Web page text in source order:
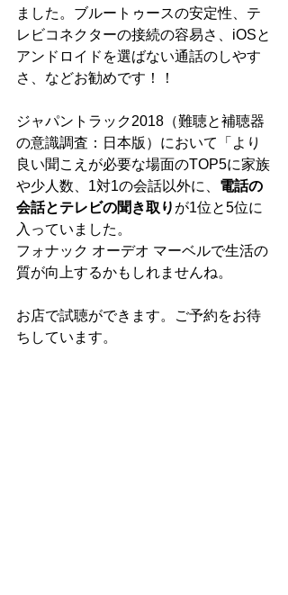
ました。ブルートゥースの安定性、テ
レビコネクターの接続の容易さ、iOSと
アンドロイドを選ばない通話のしやす
さ、などお勧めです！！
ジャパントラック2018（難聴と補聴器
の意識調査：日本版）において「より
良い聞こえが必要な場面のTOP5に家族
や少人数、1対1の会話以外に、 電話の
会話とテレビの聞き取り が1位と5位に
入っていました。
フォナック オーデオ マーベルで生活の
質が向上するかもしれませんね。
お店で試聴ができます。ご予約をお待
ちしています。